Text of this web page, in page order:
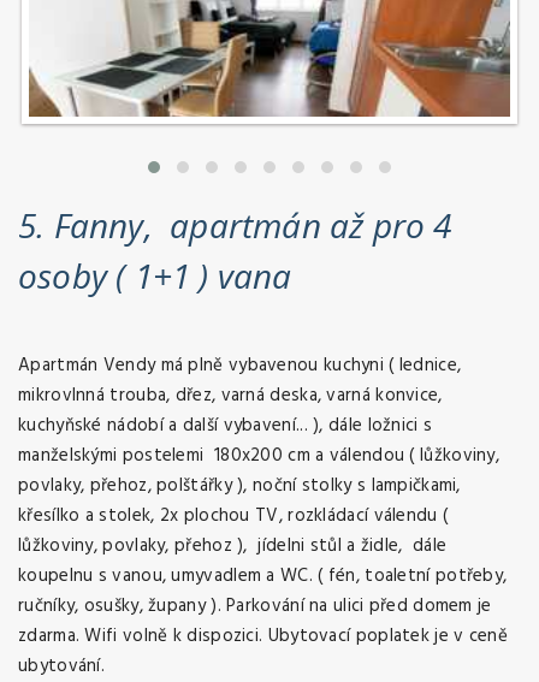
5. Fanny, apartmán až pro 4
osoby ( 1+1 ) vana
Apartmán Vendy má plně vybavenou kuchyni ( lednice,
mikrovlnná trouba, dřez, varná deska, varná konvice,
kuchyňské nádobí a další vybavení... ), dále ložnici s
manželskými postelemi 180x200 cm a válendou ( lůžkoviny,
povlaky, přehoz, polštářky ), noční stolky s lampičkami,
křesílko a stolek, 2x plochou TV, rozkládací válendu (
lůžkoviny, povlaky, přehoz ), jídelni stůl a židle, dále
koupelnu s vanou, umyvadlem a WC. ( fén, toaletní potřeby,
ručníky, osušky, župany ). Parkování na ulici před domem je
zdarma. Wifi volně k dispozici. Ubytovací poplatek je v ceně
ubytování.